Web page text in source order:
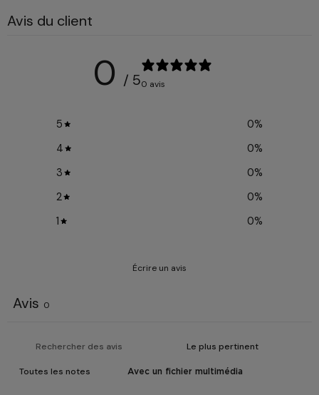
Avis du client
0 / 50 avis
5 0%
4
0%
3
0%
2
0%
1
0%
Écrire un avis
Avis 0
Avec un fichier multimédia